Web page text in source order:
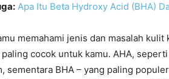
Apa Itu Beta Hydroxy Acid (BHA)
memahami jenis dan masalah
paling cocok untuk kamu. AHA,
sementara BHA – yang paling